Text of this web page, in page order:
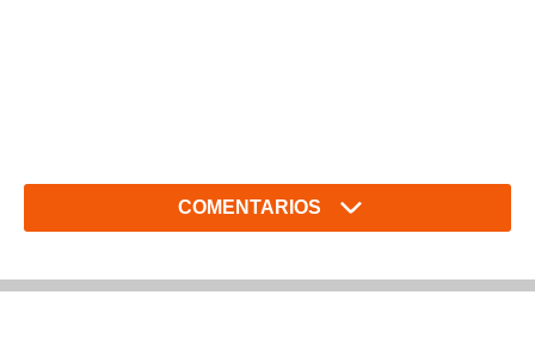
COMENTARIOS